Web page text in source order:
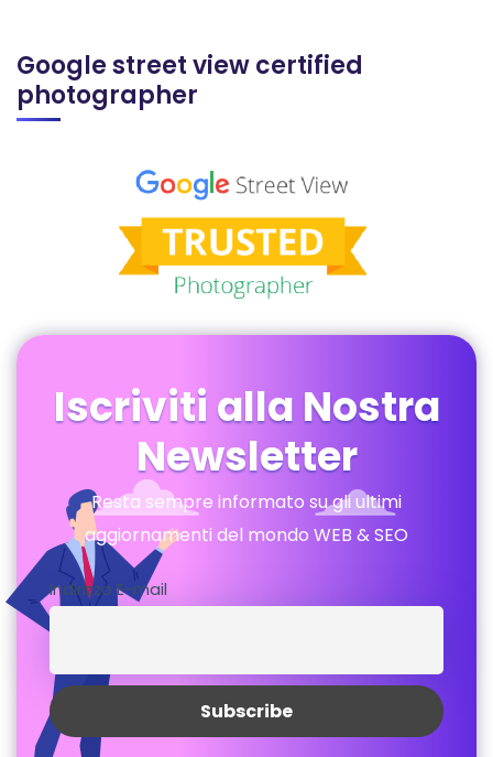
Google street view certified
photographer
Iscriviti alla Nostra
Newsletter
Resta sempre informato su gli ultimi
aggiornamenti del mondo WEB & SEO
Indirizzo E-mail